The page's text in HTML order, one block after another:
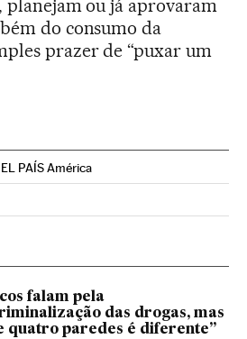
planejam ou já aprovaram
do consumo da
prazer de “puxar um
PAÍS América
Twitter
en Instagram
Brasil en Facebook
falam pela
das drogas, mas
quatro paredes é diferente”